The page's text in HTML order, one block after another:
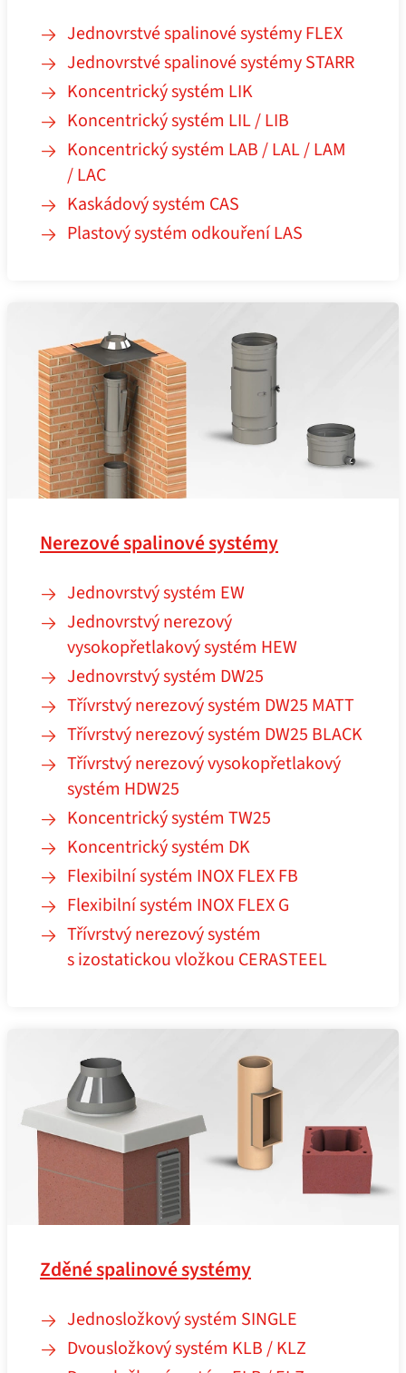
Jednovrstvé spalinové systémy FLEX
Jednovrstvé spalinové systémy STARR
Koncentrický systém LIK
Koncentrický systém LIL / LIB
Koncentrický systém LAB / LAL / LAM
/ LAC
Kaskádový systém CAS
Plastový systém odkouření LAS
Nerezové spalinové systémy
Jednovrstvý systém EW
Jednovrstvý nerezový
vysokopřetlakový systém HEW
Jednovrstvý systém DW25
Třívrstvý nerezový systém DW25 MATT
Třívrstvý nerezový systém DW25 BLACK
Třívrstvý nerezový vysokopřetlakový
systém HDW25
Koncentrický systém TW25
Koncentrický systém DK
Flexibilní systém INOX FLEX FB
Flexibilní systém INOX FLEX G
Třívrstvý nerezový systém
s izostatickou vložkou CERASTEEL
Zděné spalinové systémy
Jednosložkový systém SINGLE
Dvousložkový systém KLB / KLZ